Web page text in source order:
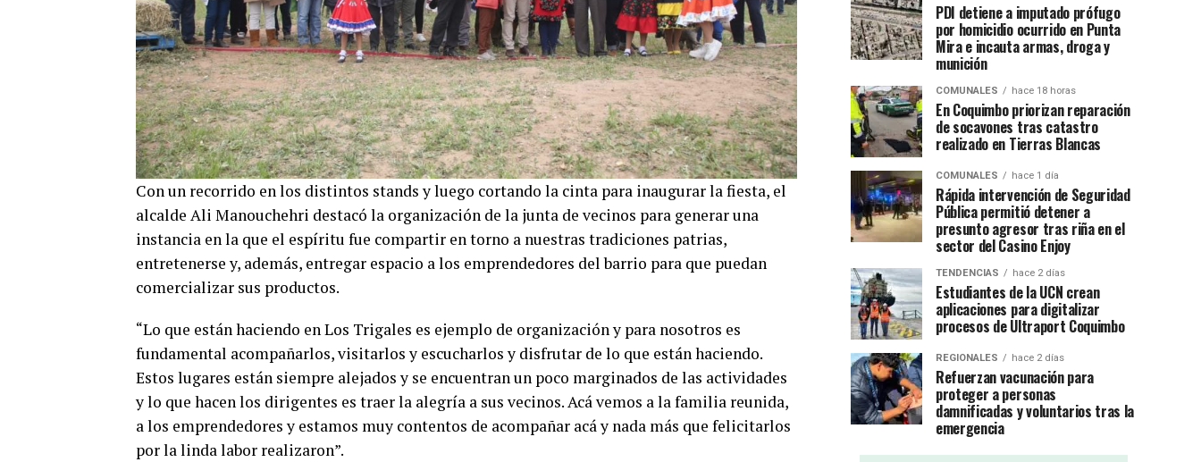
Con un recorrido en los distintos stands y luego cortando la cinta para inaugurar la fiesta, el
alcalde Ali Manouchehri destacó la organización de la junta de vecinos para generar una
instancia en la que el espíritu fue compartir en torno a nuestras tradiciones patrias,
entretenerse y, además, entregar espacio a los emprendedores del barrio para que puedan
comercializar sus productos.
“Lo que están haciendo en Los Trigales es ejemplo de organización y para nosotros es
fundamental acompañarlos, visitarlos y escucharlos y disfrutar de lo que están haciendo.
Estos lugares están siempre alejados y se encuentran un poco marginados de las actividades
y lo que hacen los dirigentes es traer la alegría a sus vecinos. Acá vemos a la familia reunida,
a los emprendedores y estamos muy contentos de acompañar acá y nada más que felicitarlos
por la linda labor realizaron”.
PDI detiene a imputado prófugo
por homicidio ocurrido en Punta
Mira e incauta armas, droga y
munición
COMUNALES hace 18 horas
En Coquimbo priorizan reparación
de socavones tras catastro
realizado en Tierras Blancas
COMUNALES hace 1 día
Rápida intervención de Seguridad
Pública permitió detener a
presunto agresor tras riña en el
sector del Casino Enjoy
TENDENCIAS hace 2 días
Estudiantes de la UCN crean
aplicaciones para digitalizar
procesos de Ultraport Coquimbo
REGIONALES hace 2 días
Refuerzan vacunación para
proteger a personas
damnificadas y voluntarios tras la
emergencia